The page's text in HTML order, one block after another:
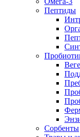
Пептиды
Сорбенты